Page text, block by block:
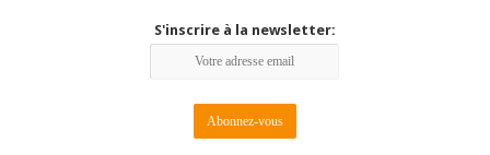
S'inscrire à la newsletter: